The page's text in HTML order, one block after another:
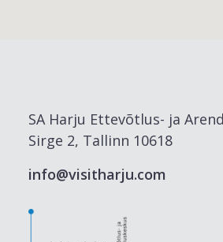
SA Harju Ettevõtlus- ja
Sirge 2, Tallinn 10618
info@visitharju.com